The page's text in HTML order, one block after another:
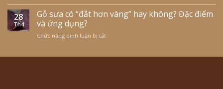
gì?
thuộc
biết?
Pơmu
là
28
Th4
Gỗ sưa có “đắt hơn vàng” hay không? Đặc điểm
và ứng dụng?
Chức năng bình luận bị tắt